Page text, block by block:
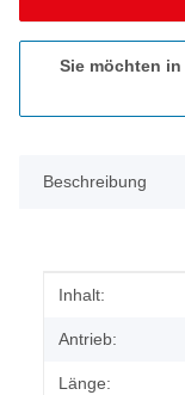
Sie möchten
Beschreibung
Wert
Inhalt:
Antrieb:
Länge: